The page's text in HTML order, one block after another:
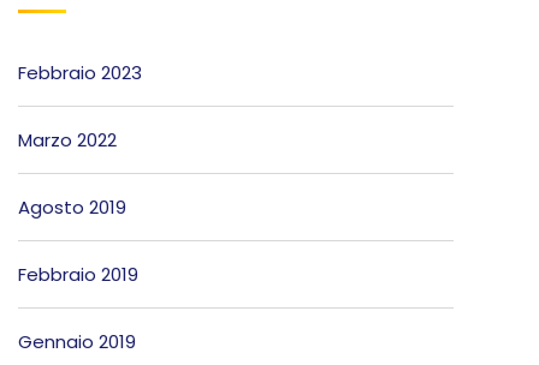
Febbraio 2023
Marzo 2022
Agosto 2019
Febbraio 2019
Gennaio 2019